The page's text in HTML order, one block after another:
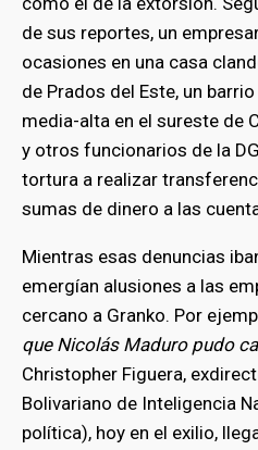
de sus reportes, un
ocasiones en una casa
de Prados del Este, un
media-alta en el sureste de
y otros funcionarios de la
tortura a realizar
sumas de dinero a las
Mientras esas denuncias
emergían alusiones a las
cercano a Granko. Por
que Nicolás Maduro pudo
Christopher Figuera,
Bolivariano de Inteligencia
política), hoy en el exilio,